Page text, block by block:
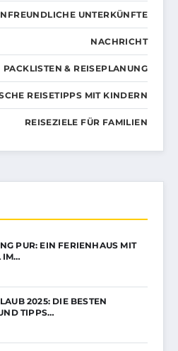
UNTERKÜNFTE
NACHRICHT
PACKLISTEN & REISEPLANUNG
REISETIPPS MIT KINDERN
REISEZIELE FÜR FAMILIEN
PUR: EIN FERIENHAUS MIT
IM…
2025: DIE BESTEN
TIPPS…